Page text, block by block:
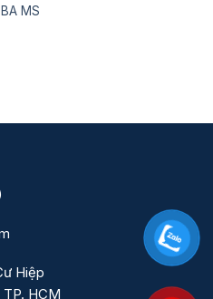
MS
Hiệp
TP. HCM